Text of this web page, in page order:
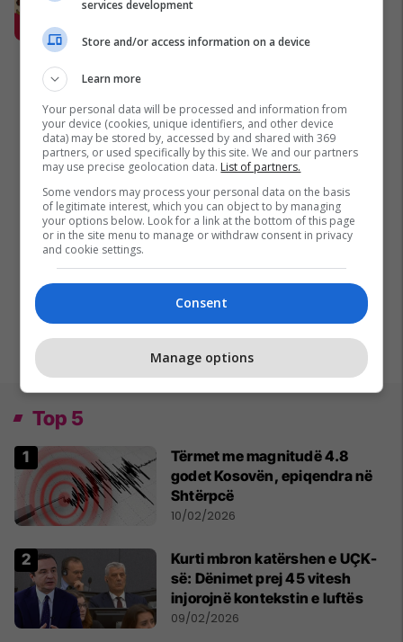
shijojnë kudo: Një qasje e re për t’i
presionYoomi Bites
Top 5
Tërmet me magnitudë 4.8
godet Kosovën, epiqendra në
Shtërpcë
10/02/2026
Kurti mbron katërshen e UÇK-
së: Dënimet prej 45 vitesh
injorojnë kontekstin e luftës
09/02/2026
services development
Store and/or access information on a device
Learn more
Your personal data will be processed and information from
your device (cookies, unique identifiers, and other device
data) may be stored by, accessed by and shared with 369
partners, or used specifically by this site. We and our partners
may use precise geolocation data. List of partners.
Some vendors may process your personal data on the basis
of legitimate interest, which you can object to by managing
your options below. Look for a link at the bottom of this page
or in the site menu to manage or withdraw consent in privacy
and cookie settings.
Consent
Manage options